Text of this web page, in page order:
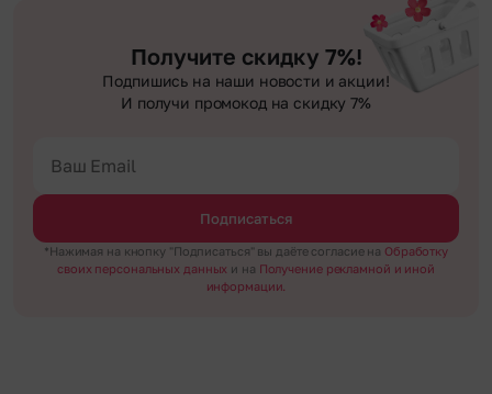
Получите скидку 7%!
Подпишись на наши новости и акции!
И получи промокод на скидку 7%
Подписаться
*Нажимая на кнопку "Подписаться" вы даёте согласие на Обработку
своих персональных данных и на Получение рекламной и иной
информации.